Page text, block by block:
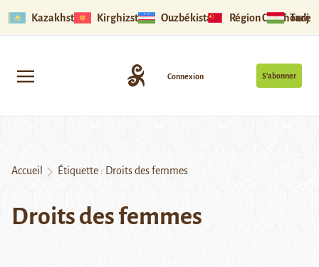
Kazakhstan Kirghizstan Ouzbékistan Région Ouïghoure
S’abonner
Connexion
Accueil Étiquette : Droits des femmes
Droits des femmes